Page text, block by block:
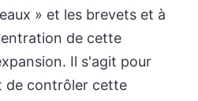
» et les brevets et à
de cette
Il s'agit pour
de contrôler cette